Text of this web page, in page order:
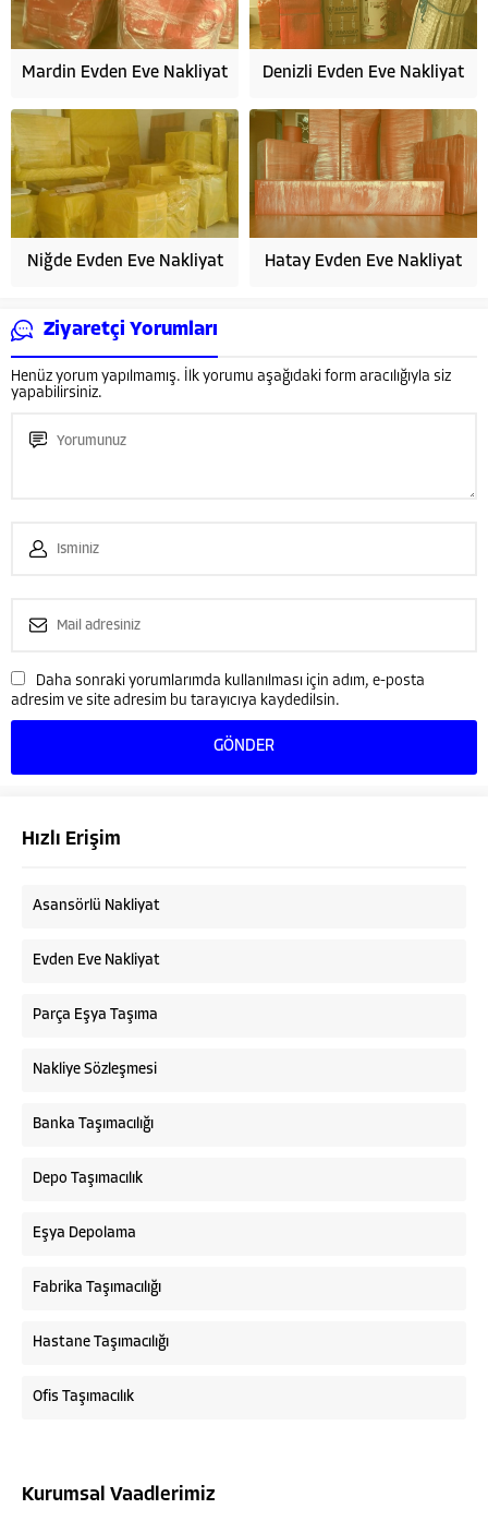
Mardin Evden Eve Nakliyat Denizli Evden Eve Nakliyat
Niğde Evden Eve Nakliyat Hatay Evden Eve Nakliyat
Ziyaretçi Yorumları
Henüz yorum yapılmamış. İlk yorumu aşağıdaki form aracılığıyla siz
yapabilirsiniz.
Daha sonraki yorumlarımda kullanılması için adım, e-posta
adresim ve site adresim bu tarayıcıya kaydedilsin.
Hızlı Erişim
Asansörlü Nakliyat
Evden Eve Nakliyat
Parça Eşya Taşıma
Nakliye Sözleşmesi
Banka Taşımacılığı
Depo Taşımacılık
Eşya Depolama
Fabrika Taşımacılığı
Hastane Taşımacılığı
Ofis Taşımacılık
Kurumsal Vaadlerimiz